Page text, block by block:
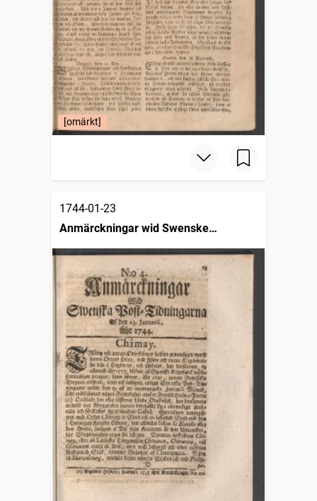
[omärkt]
1744-01-23
Anmärckningar wid Swenske
posttidningarne